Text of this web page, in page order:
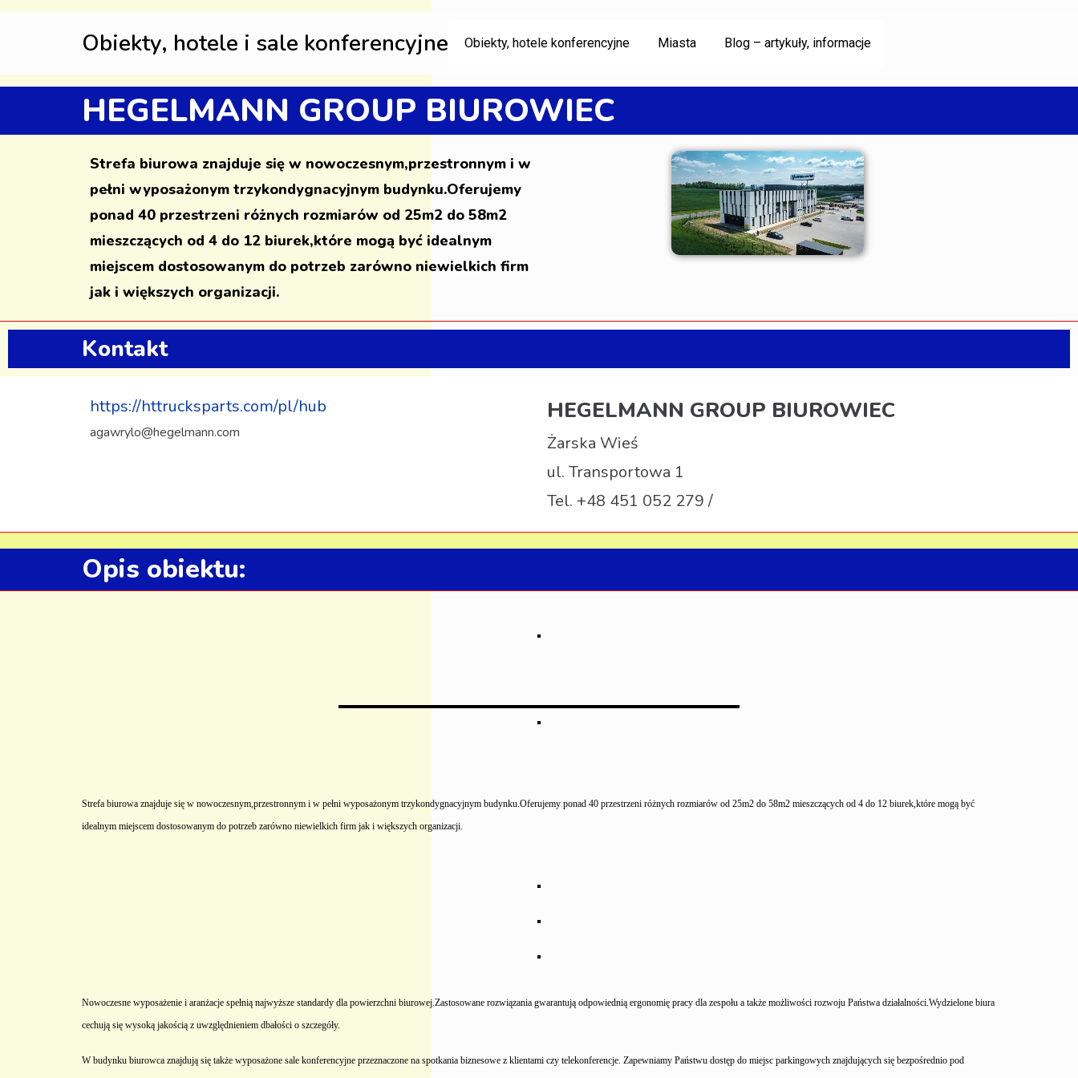
Obiekty, hotele i sale konferencyjne Obiekty, hotele konferencyjne Miasta Blog – artykuły, informacje
HEGELMANN GROUP BIUROWIEC
Strefa biurowa znajduje się w nowoczesnym,przestronnym i w
pełni wyposażonym trzykondygnacyjnym budynku.Oferujemy
ponad 40 przestrzeni różnych rozmiarów od 25m2 do 58m2
mieszczących od 4 do 12 biurek,które mogą być idealnym
miejscem dostosowanym do potrzeb zarówno niewielkich firm
jak i większych organizacji.
Kontakt
https://httrucksparts.com/pl/hub
agawrylo@hegelmann.com
HEGELMANN GROUP BIUROWIEC
Żarska Wieś
ul. Transportowa 1
Tel. +48 451 052 279 /
Opis obiektu:
Strefa biurowa znajduje się w nowoczesnym,przestronnym i w pełni wyposażonym trzykondygnacyjnym budynku.Oferujemy ponad 40 przestrzeni różnych rozmiarów od 25m2 do 58m2 mieszczących od 4 do 12 biurek,które mogą być
idealnym miejscem dostosowanym do potrzeb zarówno niewielkich firm jak i większych organizacji.
Nowoczesne wyposażenie i aranżacje spełnią najwyższe standardy dla powierzchni biurowej.Zastosowane rozwiązania gwarantują odpowiednią ergonomię pracy dla zespołu a także możliwości rozwoju Państwa działalności.Wydzielone biura
cechują się wysoką jakością z uwzględnieniem dbałości o szczegóły.
W budynku biurowca znajdują się także wyposażone sale konferencyjne przeznaczone na spotkania biznesowe z klientami czy telekonferencje. Zapewniamy Państwu dostęp do miejsc parkingowych znajdujących się bezpośrednio pod